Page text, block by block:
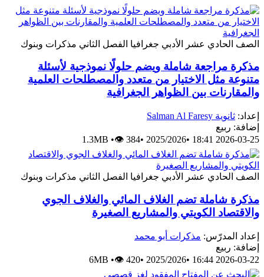
الصف الحادي عشر الأدبي جغرافيا الفصل الثاني مذكرات وبنوك
مذكرة مراجعة شاملة ويضم حلولًا نموذجية لأسئلة
متنوعة مثل الاختيار من متعدد والمصطلحات العلمية
والمقارنات بين الظواهر الجغرافية
إعداد: ثانوية Salman Al Faresy
إضافة: ربيع
2026-03-25 18:41
•
2025/2026
•
1.3MB •👁 384
الصف الحادي عشر الأدبي جغرافيا الفصل الثاني مذكرات وبنوك
مذكرة شاملة تضم الغلاف المائي والغلاف الجوي
والاقتصاد الكويتي والمشاريع الصغيرة
إعداد المدرّس: مذكرات أبو محمد
إضافة: ربيع
2026-03-22 16:44
•
2025/2026
•
6MB •👁 420